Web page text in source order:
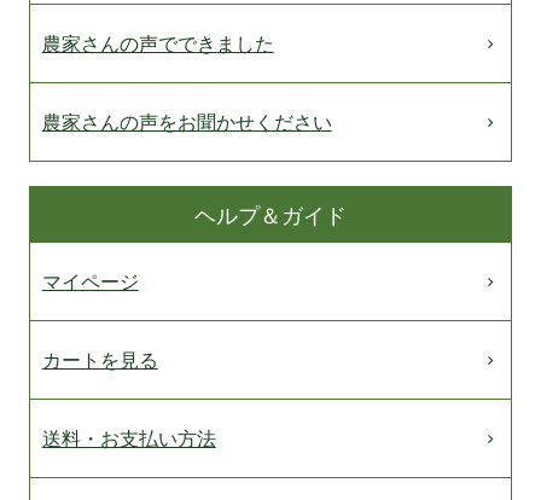
農家さんの声でできました
農家さんの声をお聞かせください
ヘルプ＆ガイド
マイページ
カートを見る
送料・お支払い方法